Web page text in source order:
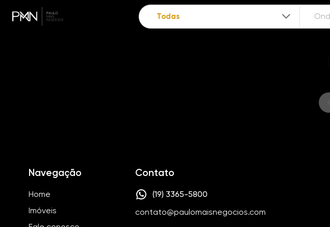
Navegação
Home
Imóveis
Contato
(19) 3365-5800
contato@paulomaisnegocios.com